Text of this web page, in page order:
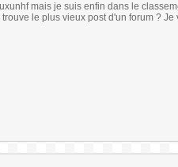
mais je suis enfin dans le
le plus vieux post d'un forum ?